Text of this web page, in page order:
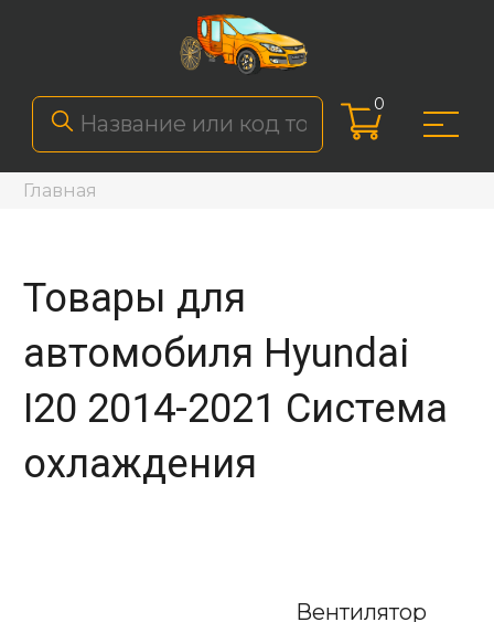
0
Главная
Товары для
автомобиля Hyundai
I20 2014-2021 Система
охлаждения
Вентилятор